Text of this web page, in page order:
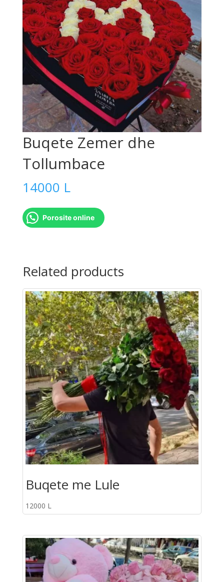
Buqete Zemer dhe
Tollumbace
14000 L
Porosite online
dhe
Tollumbace
quantity
Related products
Buqete me Lule
12000 L